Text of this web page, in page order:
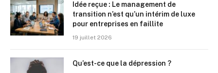
Idée reçue : Le management de
transition n’est qu’un intérim de luxe
pour entreprises en faillite
19 juillet 2026
Qu’est-ce que la dépression ?